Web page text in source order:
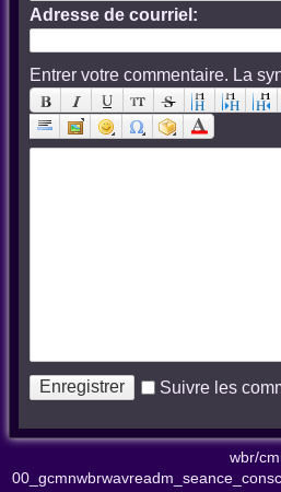
Adresse de courriel:
Entrer votre commentaire. La
Suivre les
wbr/